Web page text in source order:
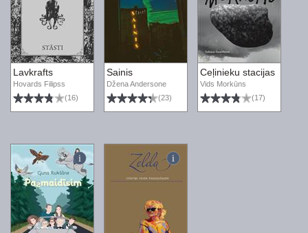
Lavkrafts
Hovards Filipss
(16)
Sainis
Džena Andersone
(23)
Ceļinieku stacijas
Vids Morkūns
(17)